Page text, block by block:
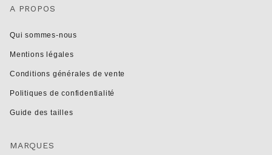
A PROPOS
Qui sommes-nous
Mentions légales
Conditions générales de vente
Politiques de confidentialité
Guide des tailles
MARQUES